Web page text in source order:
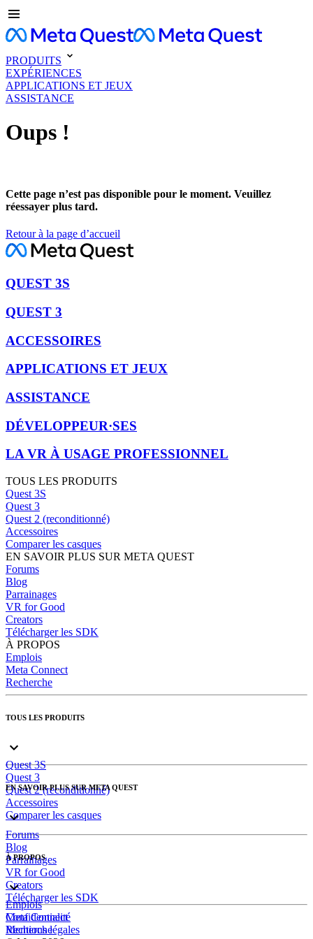
PRODUITS
EXPÉRIENCES
APPLICATIONS ET JEUX
ASSISTANCE
Oups !
Cette page n’est pas disponible pour le moment. Veuillez
réessayer plus tard.
Retour à la page d’accueil
QUEST 3S
QUEST 3
ACCESSOIRES
APPLICATIONS ET JEUX
ASSISTANCE
DÉVELOPPEUR·SES
LA VR À USAGE PROFESSIONNEL
TOUS LES PRODUITS
Quest 3S
Quest 3
Quest 2 (reconditionné)
Accessoires
Comparer les casques
EN SAVOIR PLUS SUR META QUEST
Forums
Blog
Parrainages
VR for Good
Creators
Télécharger les SDK
À PROPOS
Emplois
Meta Connect
Recherche
TOUS LES PRODUITS
Quest 3S
Quest 3
Quest 2 (reconditionné)
Accessoires
Comparer les casques
EN SAVOIR PLUS SUR META QUEST
Forums
Blog
Parrainages
VR for Good
Creators
Télécharger les SDK
À PROPOS
Emplois
Meta Connect
Recherche
Confidentialité
Mentions légales